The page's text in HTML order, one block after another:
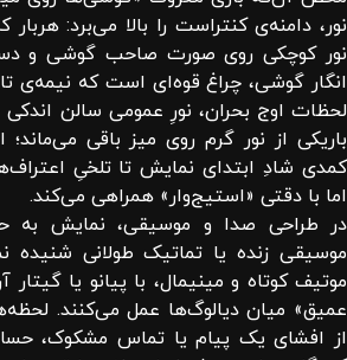
نور، دامنه‌ی کنتراست را بالا می‌برد:
نور کوچکی روی صورت صاحب گوشی و
انگار گوشی، چراغ قوه‌ای است که نیمه‌ی
لحظات اوج بحران، نورِ عمومی سالن
باریکی از نور گرم روی میز باقی
کمدی شادِ ابتدای نمایش تا تلخیِ
اما با دقتی «استیج‌وار» همراهی می‌کند.
در طراحی صدا و موسیقی، نمایش به
موسیقی زنده یا تماتیک طولانی شنیده
موتیف کوتاه و مینیمال، با پیانو یا
عمیق» میان دیالوگ‌ها عمل می‌کنند.
از افشای یک پیام یا تماس مشکوک،